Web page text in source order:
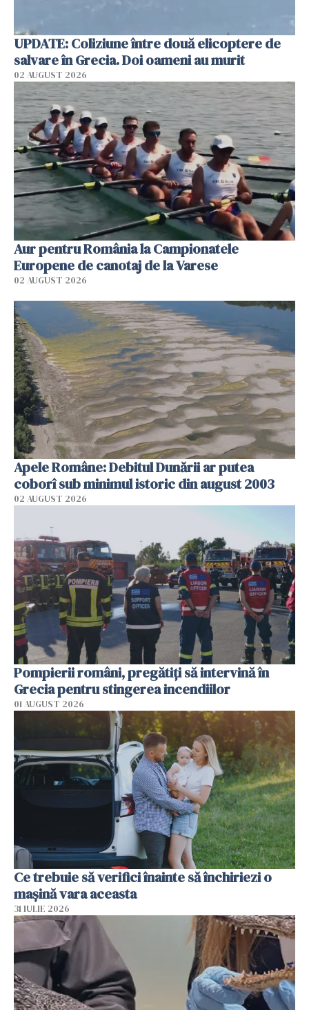
UPDATE: Coliziune între două elicoptere de
salvare în Grecia. Doi oameni au murit
02 AUGUST 2026
Aur pentru România la Campionatele
Europene de canotaj de la Varese
02 AUGUST 2026
Apele Române: Debitul Dunării ar putea
coborî sub minimul istoric din august 2003
02 AUGUST 2026
Pompierii români, pregătiţi să intervină în
Grecia pentru stingerea incendiilor
01 AUGUST 2026
Ce trebuie să verifici înainte să închiriezi o
mașină vara aceasta
31 IULIE 2026